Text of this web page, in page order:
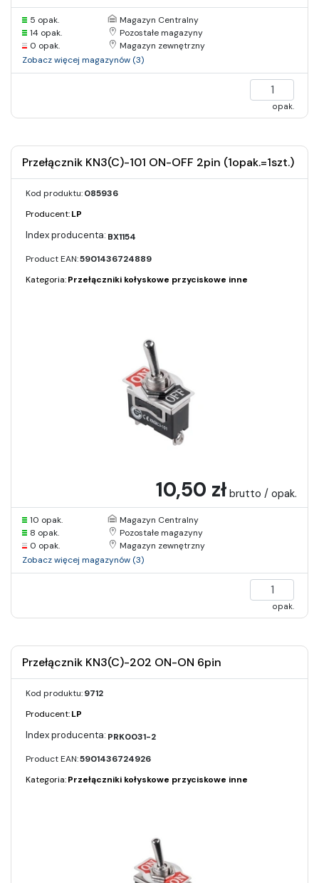
5 opak.
Magazyn Centralny
14 opak.
Pozostałe magazyny
0 opak.
Magazyn zewnętrzny
Zobacz więcej magazynów (3)
opak.
Przełącznik KN3(C)-101 ON-OFF 2pin (1opak.=1szt.)
Kod produktu:085936
Producent:LP
BX1154
Product EAN:5901436724889
Kategoria:Przełączniki kołyskowe przyciskowe inne
10,50 zł brutto / opak.
10 opak.
Magazyn Centralny
8 opak.
Pozostałe magazyny
0 opak.
Magazyn zewnętrzny
Zobacz więcej magazynów (3)
opak.
Przełącznik KN3(C)-202 ON-ON 6pin
Kod produktu:9712
Producent:LP
PRK0031-2
Product EAN:5901436724926
Kategoria:Przełączniki kołyskowe przyciskowe inne